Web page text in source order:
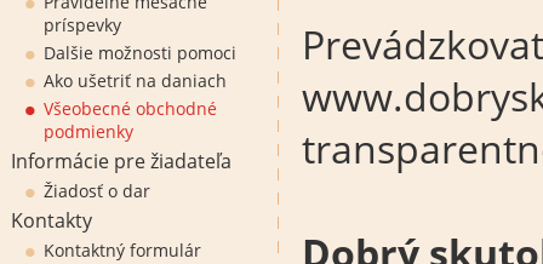
príspevky
Dalšie možnosti pomoci
Ako ušetriť na daniach
Všeobecné obchodné
podmienky
Informácie pre žiadateľa
Žiadosť o dar
Kontakty
Kontaktný formulár
Dobrý